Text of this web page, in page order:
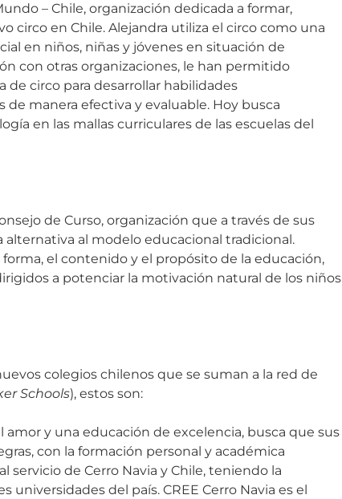
– Chile, organización dedicada a formar,
circo en Chile. Alejandra utiliza el circo como una
en niños, niñas y jóvenes en situación de
con otras organizaciones, le han permitido
circo para desarrollar habilidades
manera efectiva y evaluable. Hoy busca
en las mallas curriculares de las escuelas del
de Curso, organización que a través de sus
alternativa al modelo educacional tradicional.
el contenido y el propósito de la educación,
a potenciar la motivación natural de los niños
colegios chilenos que se suman a la red de
Schools), estos son:
amor y una educación de excelencia, busca que sus
con la formación personal y académica
servicio de Cerro Navia y Chile, teniendo la
del país. CREE Cerro Navia es el